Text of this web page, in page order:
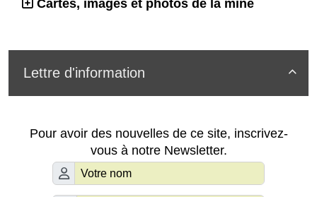
Cartes, images et photos de la mine

Lettre d'information
Pour avoir des nouvelles de ce site, inscrivez-
vous à notre Newsletter.